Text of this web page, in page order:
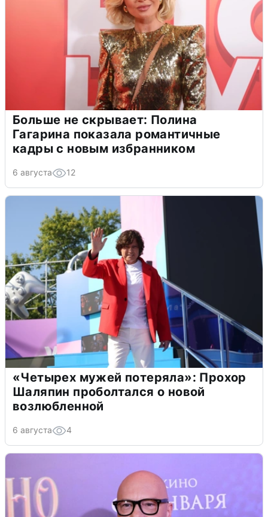
Больше не скрывает: Полина
Гагарина показала романтичные
кадры с новым избранником
6 августа 12
«Четырех мужей потеряла»: Прохор
Шаляпин проболтался о новой
возлюбленной
6 августа 4